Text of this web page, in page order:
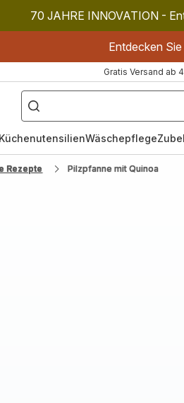
70 JAHRE INNOVATION -
Entdecken
Gratis Versand ab
["OptiGrill","Easy
Fry","Pfanne"]
Wäschepflege
Rezepte Pilzpfanne mit Quinoa